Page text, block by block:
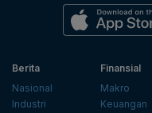
Berita
Nasional
Industri
Finansial
Makro
Keuangan